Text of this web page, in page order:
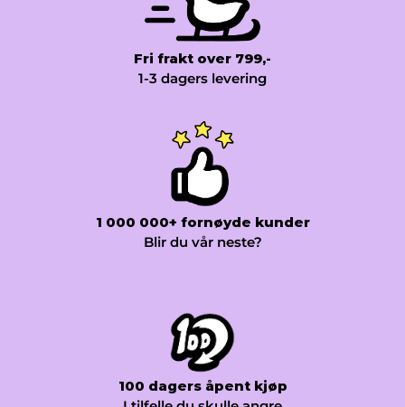
Fri frakt over 799,-
1-3 dagers levering
1 000 000+ fornøyde kunder
Blir du vår neste?
100 dagers åpent kjøp